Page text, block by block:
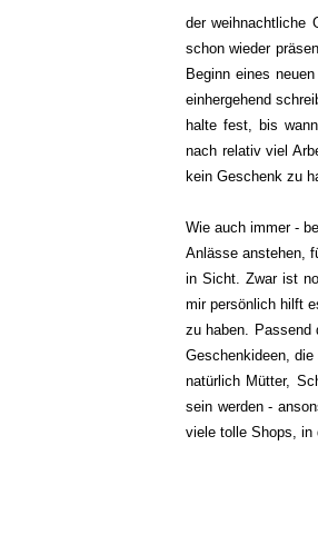
der weihnachtliche
schon wieder
Beginn eines
einhergehend
halte fest, bis
nach relativ viel
kein Geschenk zu
Wie auch immer -
Anlässe anstehen,
in Sicht. Zwar ist
mir persönlich hilft
zu haben. Passend
Geschenkideen,
natürlich Mütter,
sein werden -
viele tolle Shops, in